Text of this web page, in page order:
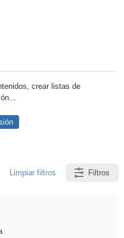
crear listas de
Limpiar filtros Filtros